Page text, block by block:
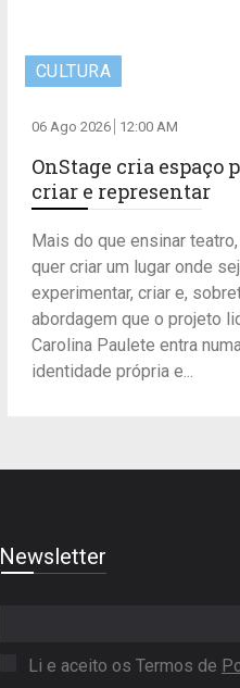
CULTURA
06 Ago 2026 12:00 AM
OnStage cria espaço
criar e representar
Mais do que ensinar
quer criar um lugar onde
experimentar, criar e,
abordagem que o projeto
Carolina Paulete entra
identidade própria e...
Newsletter
Li e aceito os Termos de